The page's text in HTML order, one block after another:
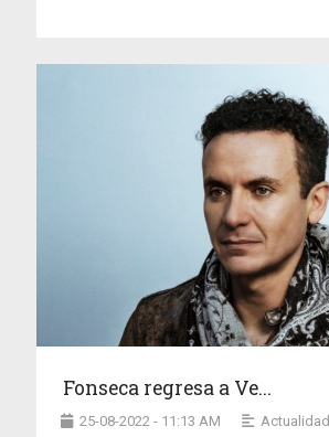
Fonseca regresa a Ve...
25-08-2022 - 11:13 AM Actualidad